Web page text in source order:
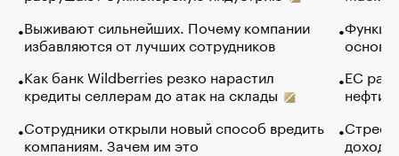
Выживают сильнейших. Почему компании
избавляются от лучших сотрудников
Как банк Wildberries резко нарастил
кредиты селлерам до атак на склады
Сотрудники открыли новый способ вредить
компаниям. Зачем им это
основ
ЕС
нефти